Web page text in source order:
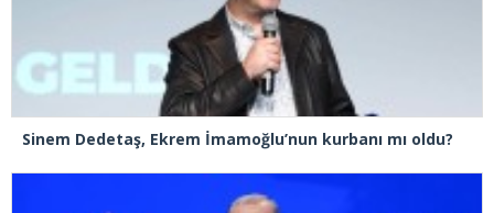
Sinem Dedetaş, Ekrem İmamoğlu’nun kurbanı mı oldu?